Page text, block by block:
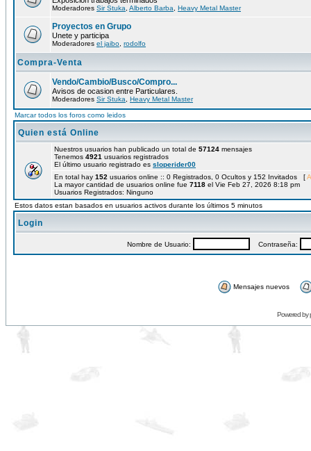
Moderadores Sir Stuka Alberto Barba Heavy Metal Master
Proyectos en Grupo
Unete y participa
Moderadores el jaibo rodolfo
Compra-Venta
Vendo/Cambio/Busco/Compro...
Avisos de ocasion entre Particulares.
Moderadores Sir Stuka Heavy Metal Master
Marcar todos los foros como leidos
Quien está Online
Nuestros usuarios han publicado un total de 57124 mensajes
Tenemos 4921 usuarios registrados
El último usuario registrado es sloperider00
En total hay 152 usuarios online :: 0 Registrados, 0 Ocultos y 152 Invitados [
La mayor cantidad de usuarios online fue 7118 el Vie Feb 27, 2026 8:18 pm
Usuarios Registrados: Ninguno
Estos datos estan basados en usuarios activos durante los últimos 5 minutos
Login
Nombre de Usuario: Contraseña:
Mensajes nuevos
Powered by